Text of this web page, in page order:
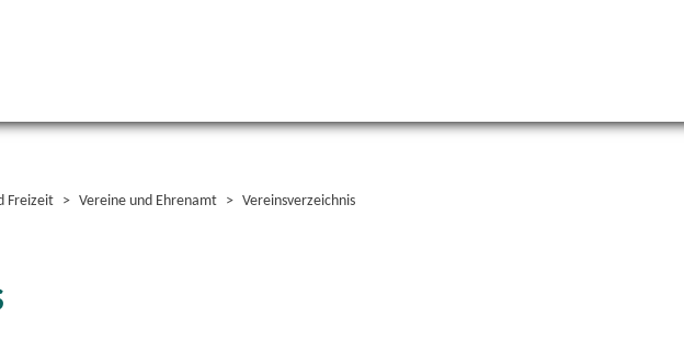
Freizeit Vereine und Ehrenamt Vereinsverzeichnis